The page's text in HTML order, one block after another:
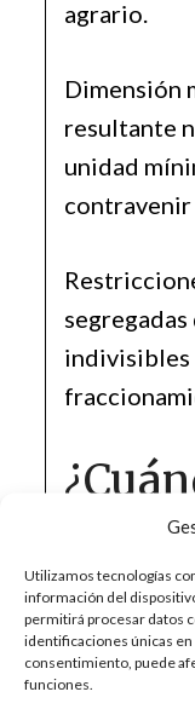
Utilizamos tecnologías
información del
permitirá procesar datos
identificaciones únicas
consentimiento, puede
funciones.
agrario.
Dimensión
resultante
unidad
indivisibles
de